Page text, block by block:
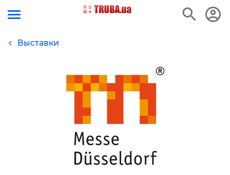
Выставки